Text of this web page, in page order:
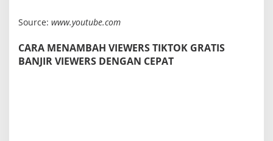
Source: www.youtube.com
CARA MENAMBAH VIEWERS TIKTOK GRATIS
BANJIR VIEWERS DENGAN CEPAT